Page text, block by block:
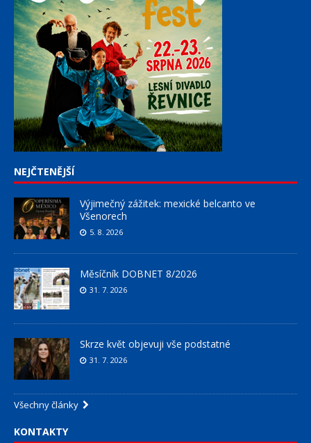
NEJČTENĚJŠÍ
Výjimečný zážitek: mexické belcanto ve
Všenorech
5. 8. 2026
Měsíčník DOBNET 8/2026
31. 7. 2026
Skrze květ objevuji vše podstatné
31. 7. 2026
Všechny články
KONTAKTY